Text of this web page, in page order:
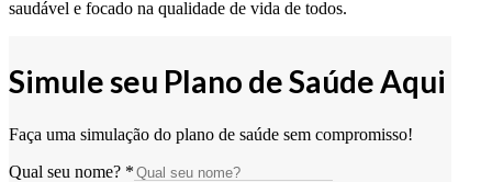
saudável e focado na qualidade de vida de todos.
Simule seu Plano de Saúde Aqui
Faça uma simulação do plano de saúde sem compromisso!
Qual seu nome? *